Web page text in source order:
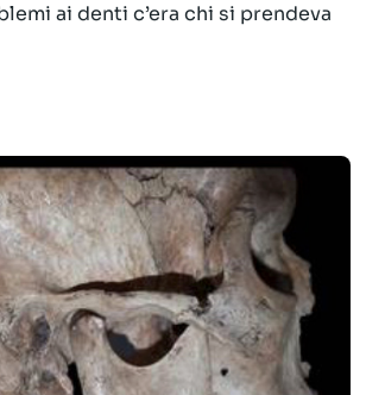
ai denti c’era chi si prendeva